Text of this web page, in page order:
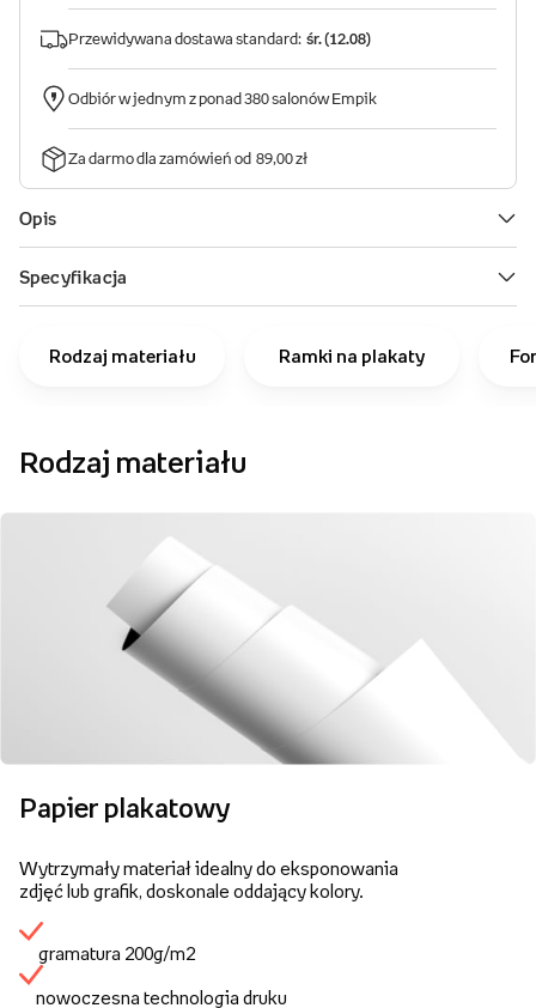
Rodzaj materiału Ramki na plakaty
Rodzaj materiału
Papier plakatowy
Wytrzymały materiał idealny do eksponowania
zdjęć lub grafik, doskonale oddający kolory.
gramatura 200g/m2
nowoczesna technologia druku